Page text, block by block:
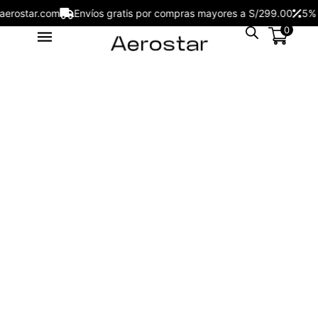
Envíos gratis por compras mayores a S/299.00
0